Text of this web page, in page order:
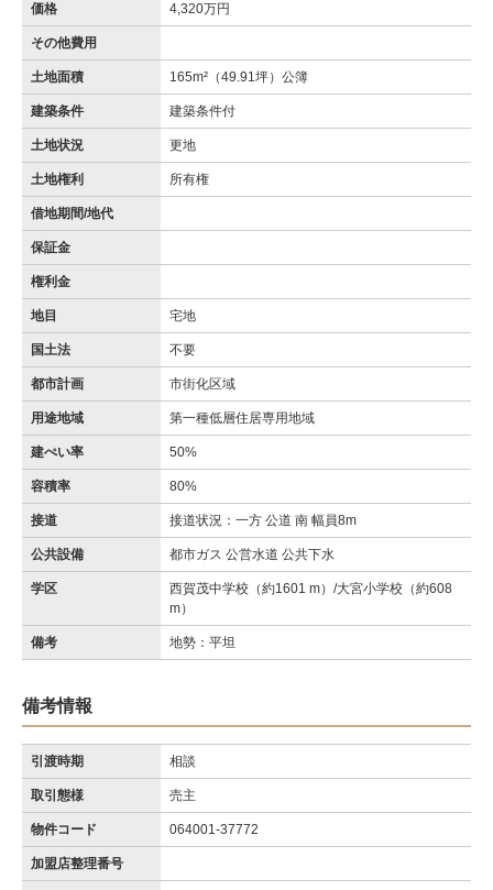
価格 4,320万円
その他費用
土地面積 165m²（49.91坪）公簿
建築条件 建築条件付
土地状況 更地
土地権利 所有権
借地期間/地代
保証金
権利金
地目 宅地
国土法 不要
都市計画 市街化区域
用途地域 第一種低層住居専用地域
建ぺい率 50%
容積率 80%
接道 接道状況：一方 公道 南 幅員8m
公共設備 都市ガス 公営水道 公共下水
学区
西賀茂中学校（約1601 m）/大宮小学校（約608
m）
備考 地勢：平坦
備考情報
引渡時期 相談
取引態様 売主
物件コード 064001-37772
加盟店整理番号